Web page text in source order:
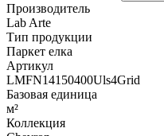
Производитель
Lab Arte
Тип продукции
Паркет елка
Артикул
LMFN14150400Uls4Grid
Базовая единица
м²
Коллекция